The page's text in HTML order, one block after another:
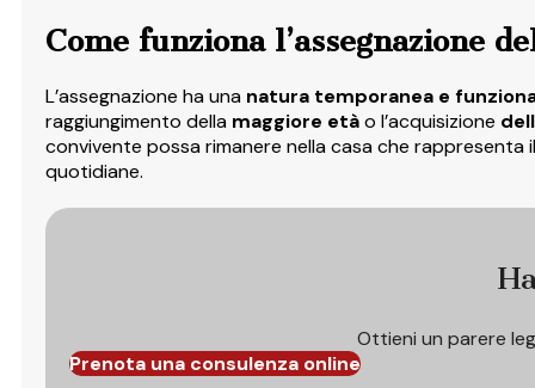
Come funziona l’assegnazione
L’assegnazione ha una natura temporanea e
raggiungimento della maggiore etào l’acquisizione
convivente possa rimanere nella casa che
quotidiane.
Ottieni un parere
Prenota una consulenza online